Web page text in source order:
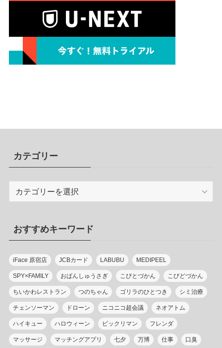
カテゴリー
リ
ー
おすすめキーワード
iFace 原宿店 JCBカード LABUBU MEDIPEEL
SPY×FAMILY おぱんしゅうさぎ こびとづかん こびどづかん
ちいかわレストラン つのちゃん ゴリラのひとつき シミ治療
チェンソーマン ドローン ニコニコ超会議 ネオアトム
ハイキュー ハロウィーン ビックリマン フレンダ
マッサージ マッチングアプリ 七夕 万博 仕事 口臭